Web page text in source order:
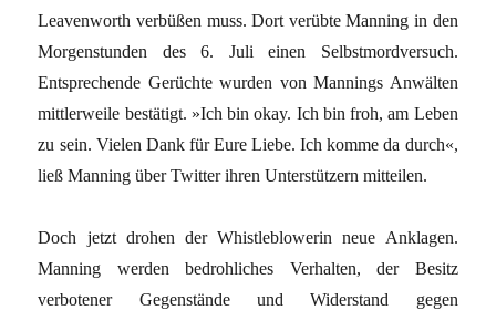
Leavenworth verbüßen muss. Dort verübte Manning in den
Morgenstunden des 6. Juli einen Selbstmordversuch.
Entsprechende Gerüchte wurden von Mannings Anwälten
mittlerweile bestätigt. »Ich bin okay. Ich bin froh, am Leben
zu sein. Vielen Dank für Eure Liebe. Ich komme da durch«,
ließ Manning über Twitter ihren Unterstützern mitteilen.
Doch jetzt drohen der Whistleblowerin neue Anklagen.
Manning werden bedrohliches Verhalten, der Besitz
verbotener Gegenstände und Widerstand gegen